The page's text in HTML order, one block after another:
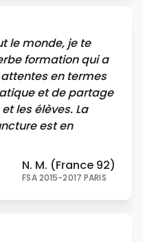
le monde, je te
formation qui a
en termes
et de partage
les élèves. La
est en
N. M. (France 92)
FSA 2015-2017 PARIS